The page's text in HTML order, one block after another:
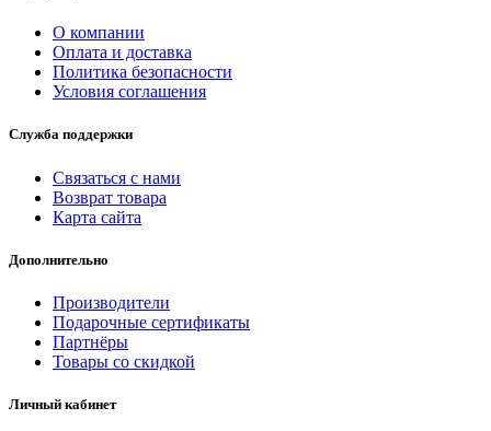
О компании
Оплата и доставка
Политика безопасности
Условия соглашения
Служба поддержки
Связаться с нами
Возврат товара
Карта сайта
Дополнительно
Производители
Подарочные сертификаты
Партнёры
Товары со скидкой
Личный кабинет